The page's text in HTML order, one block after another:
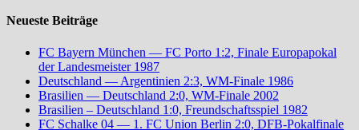
Neueste Beiträge
FC Bayern München — FC Porto 1:2, Finale Europapokal
der Landesmeister 1987
Deutschland — Argentinien 2:3, WM-Finale 1986
Brasilien — Deutschland 2:0, WM-Finale 2002
Brasilien – Deutschland 1:0, Freundschaftsspiel 1982
FC Schalke 04 — 1. FC Union Berlin 2:0, DFB-Pokalfinale